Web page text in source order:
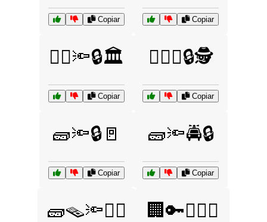
Copiar Copiar
🧑‍⚖️🔦🔒🏛️
Copiar
🧑‍⚖️⚖️🔒🕵️
Copiar
🧱🔦🔒🚪
Copiar
🧱🔦🚔🔒
Copiar
🧱🪤🔦🧑‍✈️ 🏢🔑👨‍⚖️⚖️